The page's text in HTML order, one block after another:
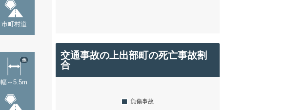
市町村道
幅～5.5m
他
交通事故の上出部町の死亡事故割
合